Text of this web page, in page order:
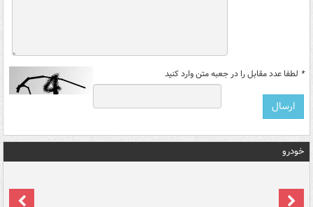
* لطفا عدد مقابل را در جعبه متن وارد کنید
خودرو